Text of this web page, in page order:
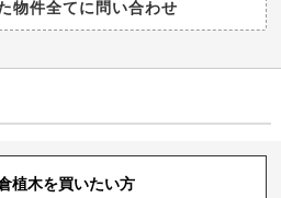
植木を買いたい方